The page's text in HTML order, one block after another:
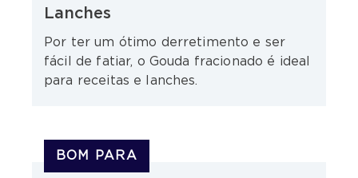
Lanches
Por ter um ótimo derretimento e ser
fácil de fatiar, o Gouda fracionado é ideal
para receitas e lanches.
BOM PARA